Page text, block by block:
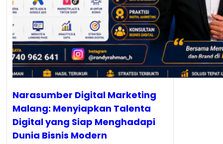
Narasumber Digital Marketing
Malang: Menyiapkan Talenta
Digital yang Siap Menghadapi
Dunia Bisnis Modern